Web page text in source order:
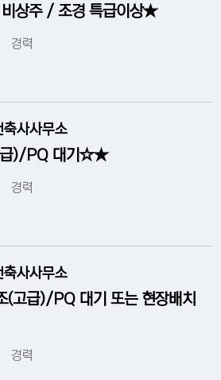
상주 / 조경 특급이상★
경력
사사무소
)/PQ 대기☆★
경력
사사무소
고급)/PQ 대기 또는 현장배치
경력